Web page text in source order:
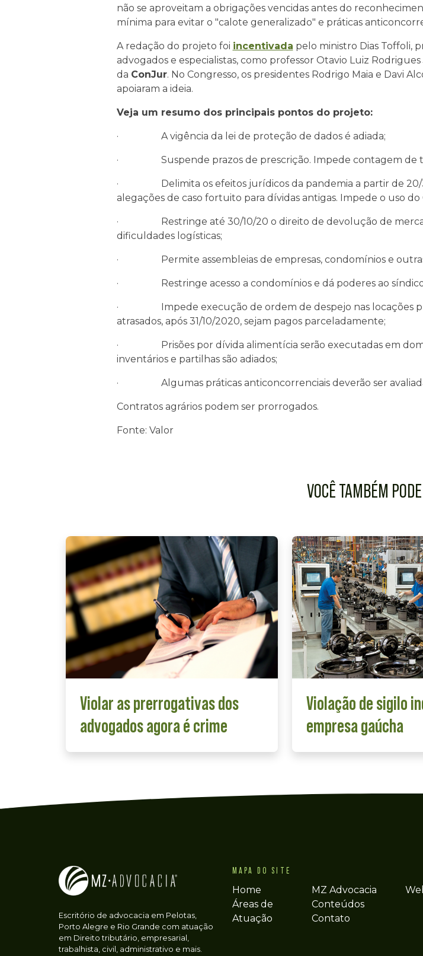
não se aproveitam a obrigações vencidas antes do
mínima para evitar o "calote generalizado" e práticas
A redação do projeto foi incentivada pelo ministro Dias Toffoli,
advogados e especialistas, como professor Otavio Luiz
da ConJur. No Congresso, os presidentes Rodrigo Maia e Davi
apoiaram a ideia.
Veja um resumo dos principais pontos do projeto:
· A vigência da lei de proteção de dados é adiada;
· Suspende prazos de prescrição. Impede contagem de
· Delimita os efeitos jurídicos da pandemia a partir de 20/
alegações de caso fortuito para dívidas antigas. Impede o uso
· Restringe até 30/10/20 o direito de devolução de
dificuldades logísticas;
· Permite assembleias de empresas, condomínios e outras
· Restringe acesso a condomínios e dá poderes ao síndico
· Impede execução de ordem de despejo nas locações
atrasados, após 31/10/2020, sejam pagos parceladamente;
· Prisões por dívida alimentícia serão executadas em
inventários e partilhas são adiados;
· Algumas práticas anticoncorrenciais deverão ser
Contratos agrários podem ser prorrogados.
Fonte: Valor
VOCÊ TAMBÉM
Violar as prerrogativas dos
advogados agora é crime
Violação de sigilo
empresa gaúcha
Escritório de advocacia em Pelotas,
Porto Alegre e Rio Grande com atuação
em Direito tributário, empresarial,
trabalhista, civil, administrativo e mais.
MAPA DO SITE
Home
MZ Advocacia
Áreas de
Atuação
Conteúdos
Contato